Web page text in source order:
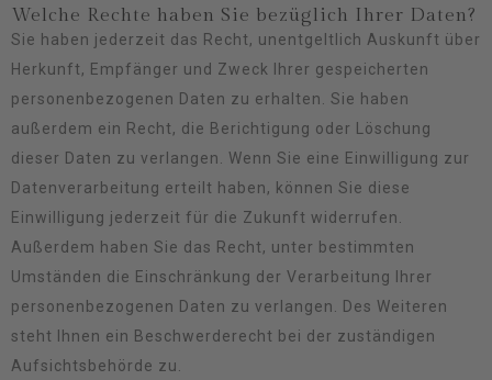
Welche Rechte haben Sie bezüglich Ihrer Daten?
Sie haben jederzeit das Recht, unentgeltlich Auskunft über
Herkunft, Empfänger und Zweck Ihrer gespeicherten
personenbezogenen Daten zu erhalten. Sie haben
außerdem ein Recht, die Berichtigung oder Löschung
dieser Daten zu verlangen. Wenn Sie eine Einwilligung zur
Datenverarbeitung erteilt haben, können Sie diese
Einwilligung jederzeit für die Zukunft widerrufen.
Außerdem haben Sie das Recht, unter bestimmten
Umständen die Einschränkung der Verarbeitung Ihrer
personenbezogenen Daten zu verlangen. Des Weiteren
steht Ihnen ein Beschwerderecht bei der zuständigen
Aufsichtsbehörde zu.